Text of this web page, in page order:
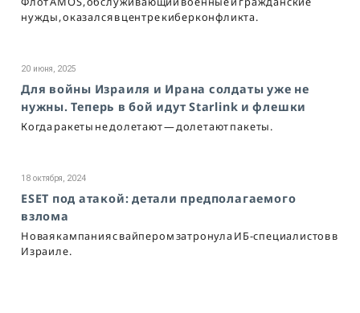
нужды, оказался в центре киберконфликта.
20 июня, 2025
Для войны Израиля и Ирана солдаты уже не
нужны. Теперь в бой идут Starlink и флешки
Когда ракеты не долетают — долетают пакеты.
18 октября, 2024
ESET под атакой: детали предполагаемого
взлома
Новая кампания с вайпером затронула ИБ-специалистов в
Израиле.